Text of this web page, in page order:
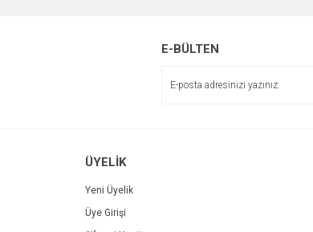
E-BÜLTEN
ÜYELİK
Yeni Üyelik
Üye Girişi